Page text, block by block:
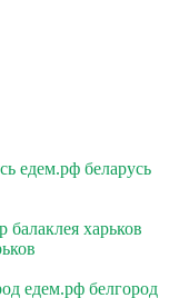
едем.рф беларусь
балаклея харьков
едем.рф белгород